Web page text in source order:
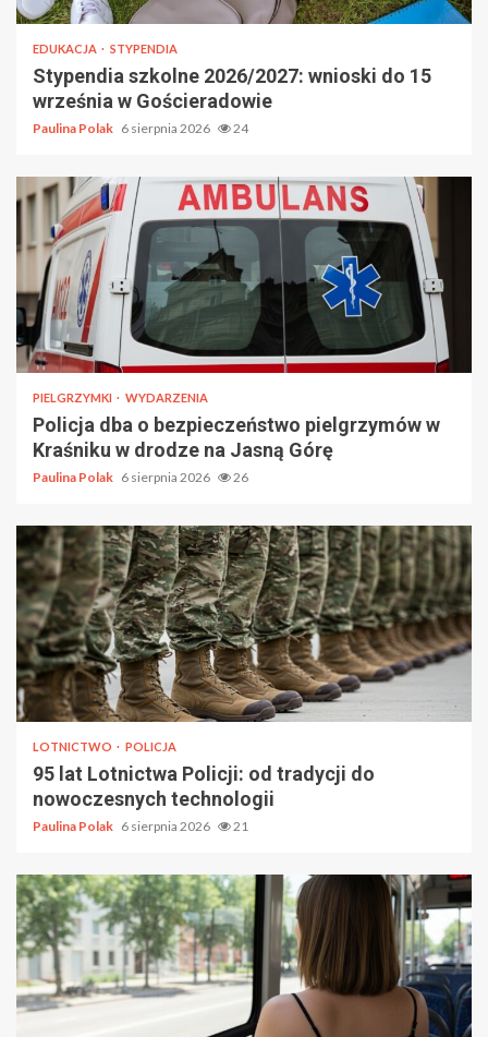
EDUKACJA STYPENDIA
Stypendia szkolne 2026/2027: wnioski do 15
września w Gościeradowie
Paulina Polak 6 sierpnia 2026 24
PIELGRZYMKI WYDARZENIA
Policja dba o bezpieczeństwo pielgrzymów w
Kraśniku w drodze na Jasną Górę
Paulina Polak 6 sierpnia 2026 26
LOTNICTWO POLICJA
95 lat Lotnictwa Policji: od tradycji do
nowoczesnych technologii
Paulina Polak 6 sierpnia 2026 21